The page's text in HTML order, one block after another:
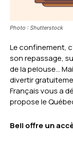
Photo : Shutterstock
Le confinement,
son repassage,
de la pelouse…
divertir
Français vous a
propose le
Bell offre un